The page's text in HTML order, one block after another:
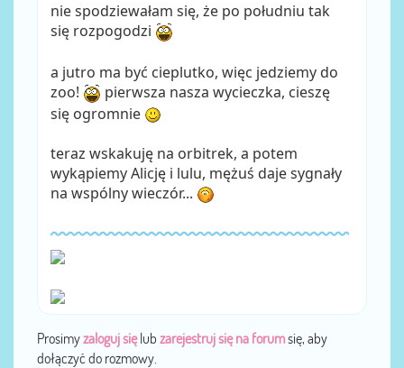
nie spodziewałam się, że po południu tak
się rozpogodzi
a jutro ma być cieplutko, więc jedziemy do
zoo!
pierwsza nasza wycieczka, cieszę
się ogromnie
teraz wskakuję na orbitrek, a potem
wykąpiemy Alicję i lulu, mężuś daje sygnały
na wspólny wieczór...
Prosimyzaloguj sięlub zarejestruj się na forumsię, aby
dołączyć do rozmowy.